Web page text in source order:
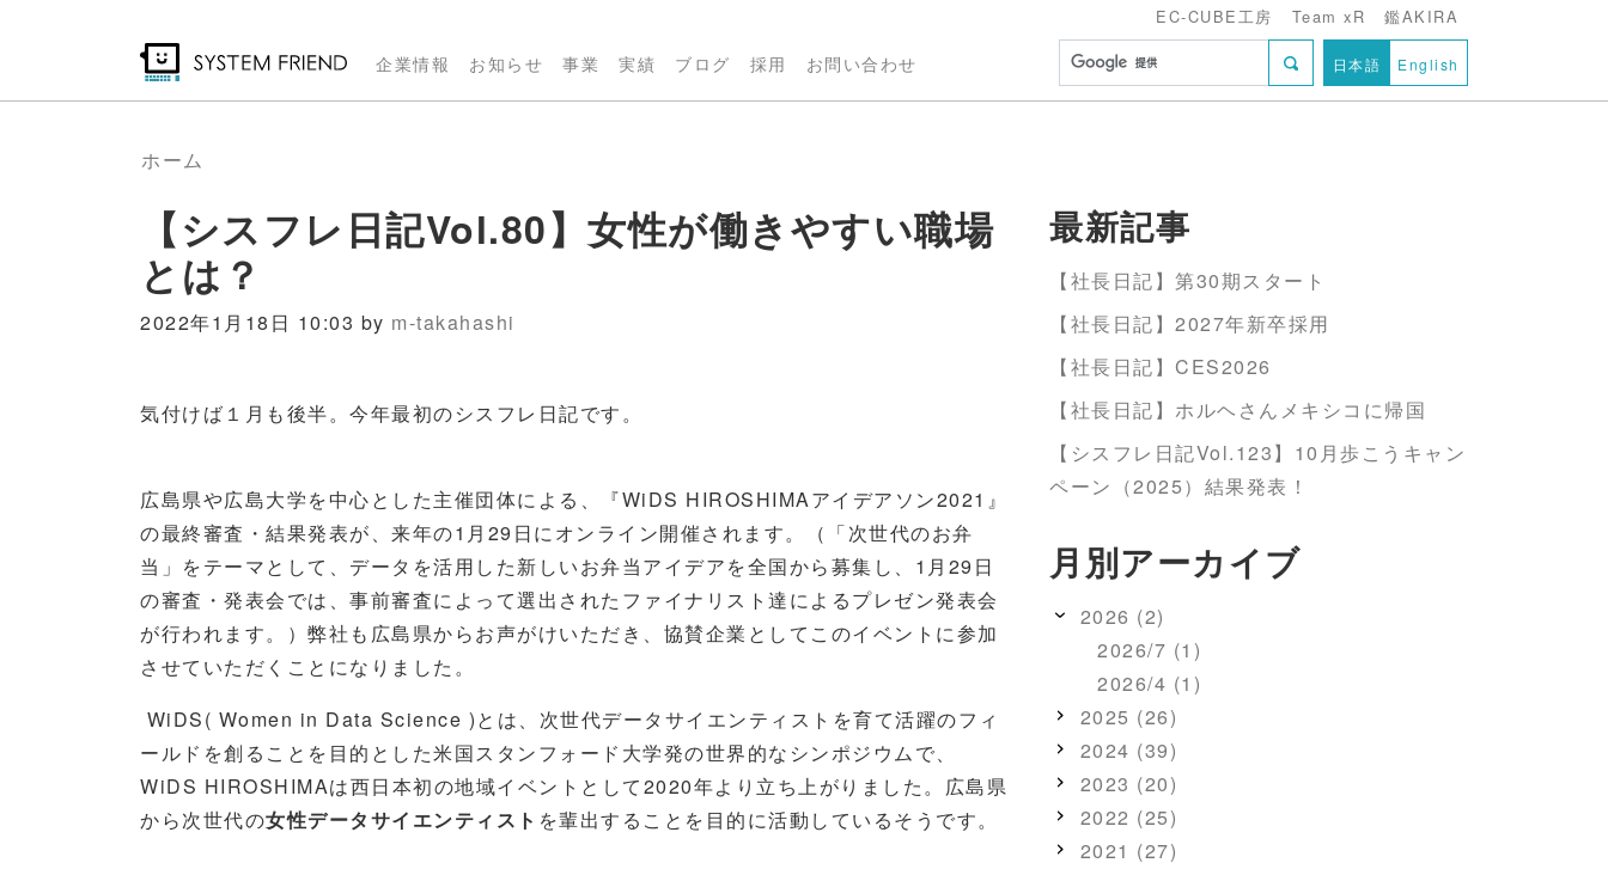
EC-CUBE工房 Team xR 鑑AKIRA
企業情報 お知らせ 事業 実績 ブログ 採用 お問い合わせ 日本語 English
ホーム
【シスフレ日記Vol.80】女性が働きやすい職場
とは？
2022年1月18日 10:03 by m-takahashi
気付けば１月も後半。今年最初のシスフレ日記です。
広島県や広島大学を中心とした主催団体による、『WiDS HIROSHIMAアイデアソン2021 』
の最終審査・結果発表が、来年の1 月 29 日にオンライン開催されます。（「次世代のお弁
当」をテーマとして、データを活用した新しいお弁当アイデアを全国から募集し、 1 月 29 日
の審査・発表会では、事前審査によって選出されたファイナリスト達によるプレゼン発表会
が行われます。）弊社も広島県からお声がけいただき、協賛企業としてこのイベントに参加
させていただくことになりました。
WiDS( Women in Data Science )とは、次世代データサイエンティストを育て活躍のフィ
ールドを創ることを目的とした米国スタンフォード大学発の世界的なシンポジウムで、
WiDS HIROSHIMAは西日本初の地域イベントとして2020年より立ち上がりました。広島県
から次世代の女性データサイエンティスト を輩出することを目的に活動しているそうです。
最新記事
【社長日記】第30期スタート
【社長日記】2027年新卒採用
【社長日記】CES2026
【社長日記】ホルヘさんメキシコに帰国
【シスフレ日記Vol.123】10月歩こうキャン
ペーン（2025）結果発表！
月別アーカイブ
2026 (2)
2026/7 (1)
2026/4 (1)
2025 (26)
2024 (39)
2023 (20)
2022 (25)
2021 (27)